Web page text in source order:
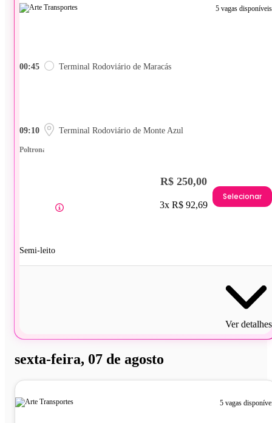
5 vagas disponíveis
00:45 Terminal Rodoviário de Maracás
09:10 Terminal Rodoviário de Monte Azul
Poltrona
Semi-leito
R$ 250,00
3x R$ 92,69
Selecionar
Ver detalhes
sexta-feira, 07 de agosto
5 vagas